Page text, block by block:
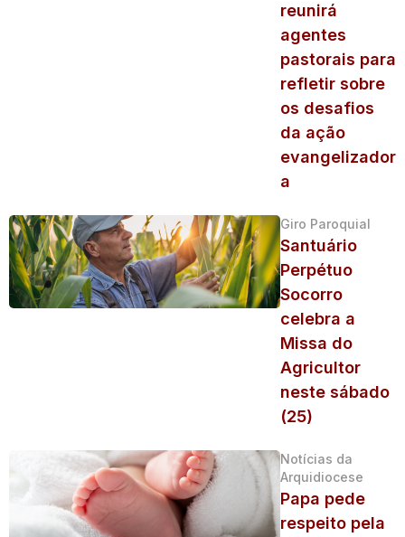
reunirá
agentes
pastorais para
refletir sobre
os desafios
da ação
evangelizador
a
Giro Paroquial
Santuário
Perpétuo
Socorro
celebra a
Missa do
Agricultor
neste sábado
(25)
Notícias da
Arquidiocese
Papa pede
respeito pela